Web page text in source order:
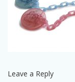
Leave a Reply